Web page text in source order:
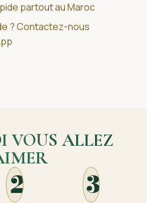
partout au Maroc
? Contactez-nous
VOUS ALLEZ
2 3